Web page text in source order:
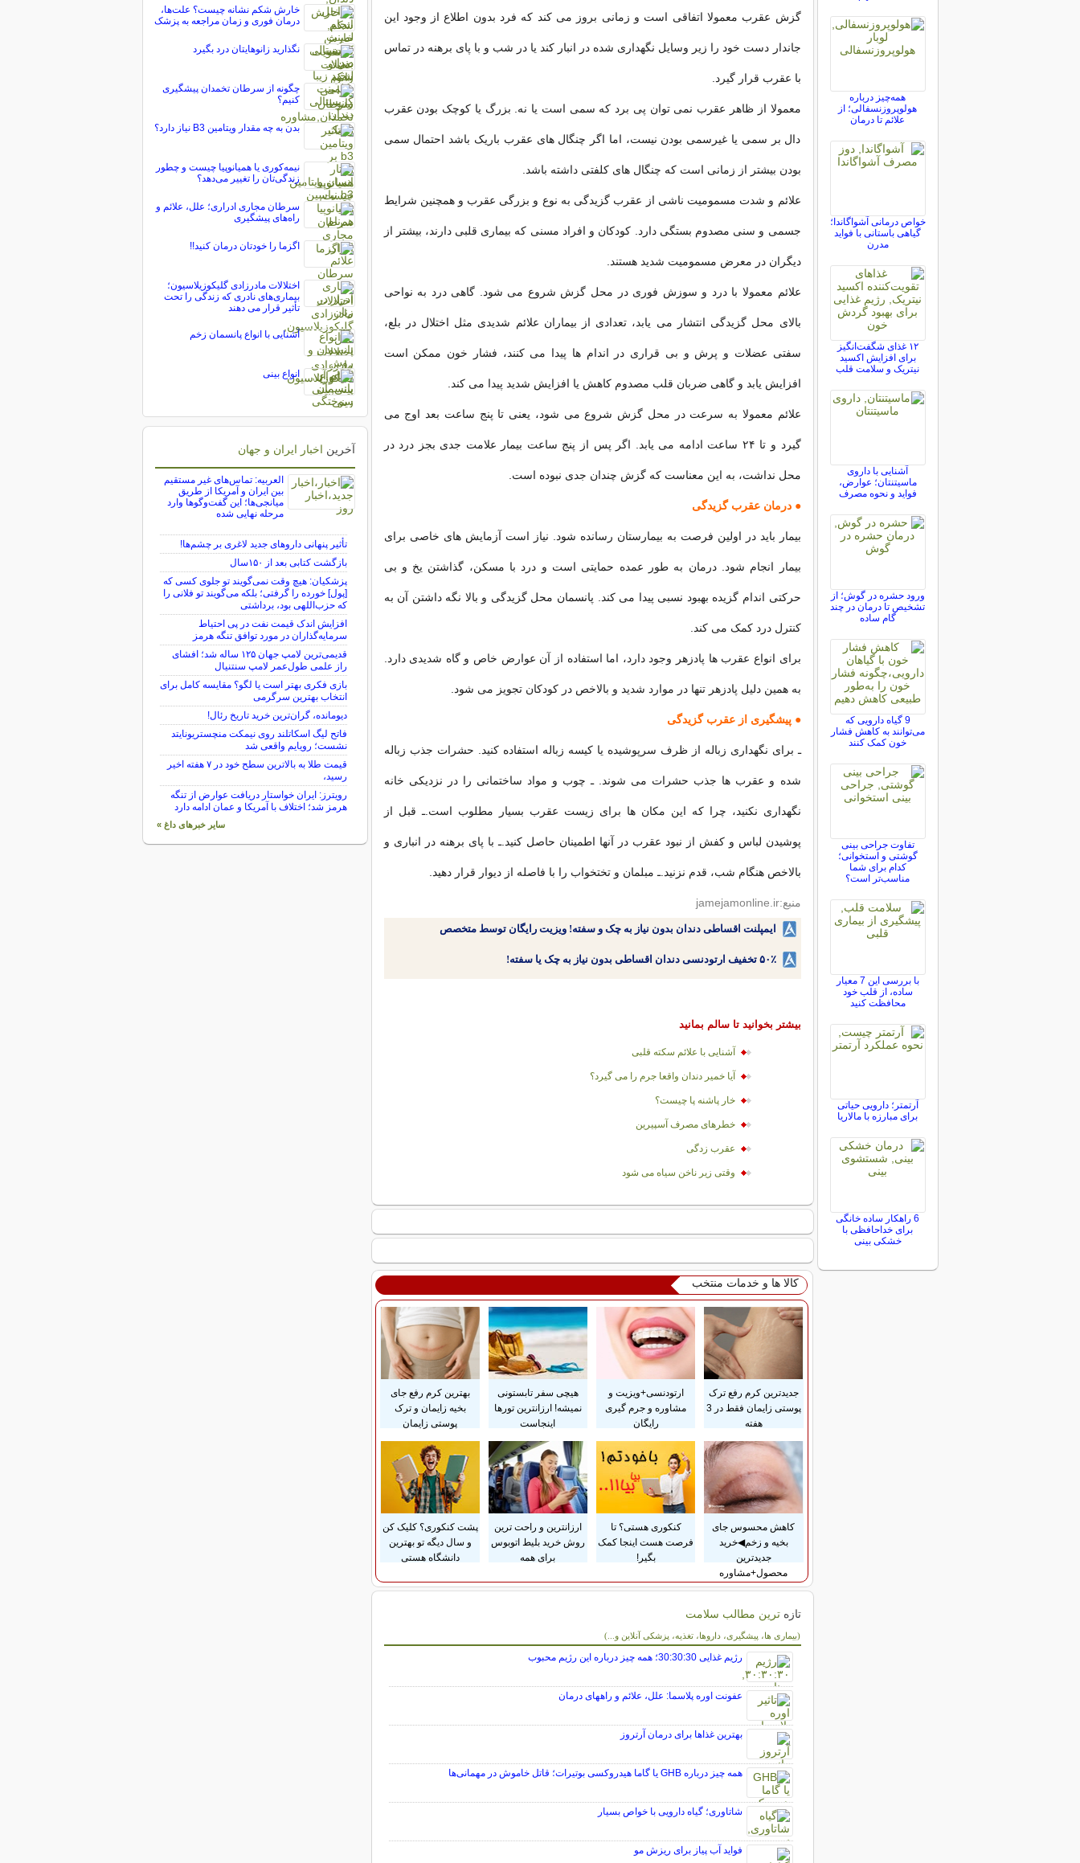
گزش عقرب معمولا اتفاقی است و زمانی بروز می کند که فرد بدون اطلاع از وجود این
جاندار دست خود را زیر وسایل نگهداری شده در انبار کند یا در شب و با پای برهنه در تماس
با عقرب قرار گیرد.
معمولا از ظاهر عقرب نمی توان پی برد که سمی است یا نه. بزرگ یا کوچک بودن عقرب
دال بر سمی یا غیرسمی بودن نیست، اما اگر چنگال های عقرب باریک باشد احتمال سمی
بودن بیشتر از زمانی است که چنگال های کلفتی داشته باشد.
علائم و شدت مسمومیت ناشی از عقرب گزیدگی به نوع و بزرگی عقرب و همچنین شرایط
جسمی و سنی مصدوم بستگی دارد. کودکان و افراد مسنی که بیماری قلبی دارند، بیشتر از
دیگران در معرض مسمومیت شدید هستند.
علائم معمولا با درد و سوزش فوری در محل گزش شروع می شود. گاهی درد به نواحی
بالای محل گزیدگی انتشار می یابد، تعدادی از بیماران علائم شدیدی مثل اختلال در بلع،
سفتی عضلات و پرش و بی قراری در اندام ها پیدا می کنند، فشار خون ممکن است
افزایش یابد و گاهی ضربان قلب مصدوم کاهش یا افزایش شدید پیدا می کند.
علائم معمولا به سرعت در محل گزش شروع می شود، یعنی تا پنج ساعت بعد اوج می
گیرد و تا ۲۴ ساعت ادامه می یابد. اگر پس از پنج ساعت بیمار علامت جدی بجز درد در
محل نداشت، به این معناست که گزش چندان جدی نبوده است.
● درمان عقرب گزیدگی
بیمار باید در اولین فرصت به بیمارستان رسانده شود. نیاز است آزمایش های خاصی برای
بیمار انجام شود. درمان به طور عمده حمایتی است و درد با مسکن، گذاشتن یخ و بی
حرکتی اندام گزیده بهبود نسبی پیدا می کند. پانسمان محل گزیدگی و بالا نگه داشتن آن به
کنترل درد کمک می کند.
برای انواع عقرب ها پادزهر وجود دارد، اما استفاده از آن عوارض خاص و گاه شدیدی دارد.
به همین دلیل پادزهر تنها در موارد شدید و بالاخص در کودکان تجویز می شود.
● پیشگیری از عقرب گزیدگی
ـ برای نگهداری زباله از ظرف سرپوشیده یا کیسه زباله استفاده کنید. حشرات جذب زباله
شده و عقرب ها جذب حشرات می شوند. ـ چوب و مواد ساختمانی را در نزدیکی خانه
نگهداری نکنید، چرا که این مکان ها برای زیست عقرب بسیار مطلوب است.ـ قبل از
پوشیدن لباس و کفش از نبود عقرب در آنها اطمینان حاصل کنید.ـ با پای برهنه در انباری و
بالاخص هنگام شب، قدم نزنید.ـ مبلمان و تختخواب را با فاصله از دیوار قرار دهید.
منبع:jamejamonline.ir
ایمپلنت اقساطی دندان بدون نیاز به چک و سفته! ویزیت رایگان توسط متخصص
۵۰٪ تخفیف ارتودنسی دندان اقساطی بدون نیاز به چک یا سفته!
بیشتر بخوانید تا سالم بمانید
آشنایی با علائم سکته قلبی
آیا خمیر دندان واقعا جرم را می گیرد؟
خار پاشنه پا چیست؟
خطرهای مصرف آسپیرین
عقرب زدگی
وقتی زیر ناخن سیاه می شود
کالا ها و خدمات منتخب
جدیدترین کرم رفع ترک
پوستی زایمان فقط در 3
هفته
ارتودنسی+ویزیت و
مشاوره و جرم گیری
رایگان
هیچی سفر تابستونی
نمیشه! ارزانترین تورها
اینجاست
بهترین کرم رفع جای
بخیه زایمان و ترک
پوستی زایمان
کاهش محسوس جای
بخیه و زخم◀خرید
جدیدترین
محصول+مشاوره
کنکوری هستی؟ تا
فرصت هست اینجا کمک
بگیر!
ارزانترین و راحت ترین
روش خرید بلیط اتوبوس
برای همه
پشت کنکوری؟ کلیک کن
و سال دیگه تو بهترین
دانشگاه هستی
تازه ترین مطالب سلامت
(بیماری ها، پیشگیری، داروها، تغذیه، پزشکی آنلاین و...)
سایر مطالب سلامت
رژیم غذایی 30:30:30؛ همه چیز درباره این رژیم محبوب
عفونت اوره پلاسما: علل، علائم و راههای درمان
بهترین غذاها برای درمان آرتروز
همه چیز درباره GHB یا گاما هیدروکسی بوتیرات؛ قاتل خاموش در مهمانی‌ها
شاتاوری؛ گیاه دارویی با خواص بسیار
فواید آب پیاز برای ریزش مو
همه‌چیز درباره
هولوپروزنسفالی؛ از
علائم تا درمان
خواص درمانی آشواگاندا؛
گیاهی باستانی با فواید
مدرن
۱۲ غذای شگفت‌انگیز
برای افزایش اکسید
نیتریک و سلامت قلب
آشنایی با داروی
ماسیتنتان؛ عوارض،
فواید و نحوه مصرف
ورود حشره در گوش؛ از
تشخیص تا درمان در چند
گام ساده
9 گیاه دارویی که
می‌توانند به کاهش فشار
خون کمک کنند
تفاوت جراحی بینی
گوشتی و استخوانی؛
کدام برای شما
مناسب‌تر است؟
با بررسی این 7 معیار
ساده، از قلب خود
محافظت کنید
آرتمتر؛ دارویی حیاتی
برای مبارزه با مالاریا
6 راهکار ساده خانگی
برای خداحافظی با
خشکی بینی
خارش شکم نشانه چیست؟ علت‌ها،
درمان فوری و زمان مراجعه به پزشک
نگذارید زانوهایتان درد بگیرد
چگونه از سرطان تخمدان پیشگیری
کنیم؟
بدن به چه مقدار ویتامین B3 نیاز دارد؟
نیمه‌کوری یا همیانوپیا چیست و چطور
زندگی‌تان را تغییر می‌دهد؟
سرطان مجاری ادراری؛ علل، علائم و
راه‌های پیشگیری
اگزما را خودتان درمان کنید!!
اختلالات مادرزادی گلیکوزیلاسیون؛
بیماری‌های نادری که زندگی را تحت
تأثیر قرار می دهند
آشنایی با انواع پانسمان زخم
انواع بینی
آخرین اخبار ایران و جهان
العربیه: تماس‌های غیر مستقیم
بین ایران و آمریکا از طریق
میانجی‌ها؛ این گفت‌و‌گو‌ها وارد
مرحله نهایی شده
تأثیر پنهانی داروهای جدید لاغری بر چشم‌ها!
بازگشت کتابی بعد از ۱۵۰سال
پزشکیان: هیچ وقت نمی‌گویند تو جلوی کسی که
[پول] خورده را گرفتی؛ بلکه می‌گویند تو فلانی را
که حزب‌اللهی بود، برداشتی
افزایش اندک قیمت نفت در پی احتیاط
سرمایه‌گذاران در مورد توافق تنگه هرمز
قدیمی‌ترین لامپ جهان ۱۲۵ ساله شد؛ افشای
راز علمی طول‌عمر لامپ سنتنیال
بازی فکری بهتر است یا لگو؟ مقایسه کامل برای
انتخاب بهترین سرگرمی
دیومانده، گران‌ترین خرید تاریخ رئال!
فاتح لیگ اسکاتلند روی نیمکت منچستریونایتد
نشست؛ رویایم واقعی شد
قیمت طلا به بالاترین سطح خود در ۷ هفته اخیر
رسید،
رویترز: ایران خواستار دریافت عوارض از تنگه
هرمز شد؛ اختلاف با آمریکا و عمان ادامه دارد
سایر خبرهای داغ »